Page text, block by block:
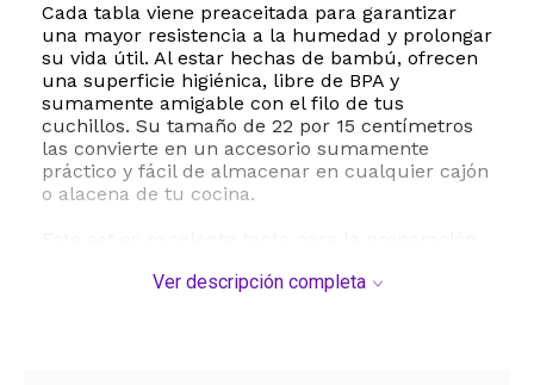
Cada tabla viene preaceitada para garantizar
una mayor resistencia a la humedad y prolongar
su vida útil. Al estar hechas de bambú, ofrecen
una superficie higiénica, libre de BPA y
sumamente amigable con el filo de tus
cuchillos. Su tamaño de 22 por 15 centímetros
las convierte en un accesorio sumamente
práctico y fácil de almacenar en cualquier cajón
o alacena de tu cocina.
pequeños bocados, embutidos o bocadillos
Ver descripción completa